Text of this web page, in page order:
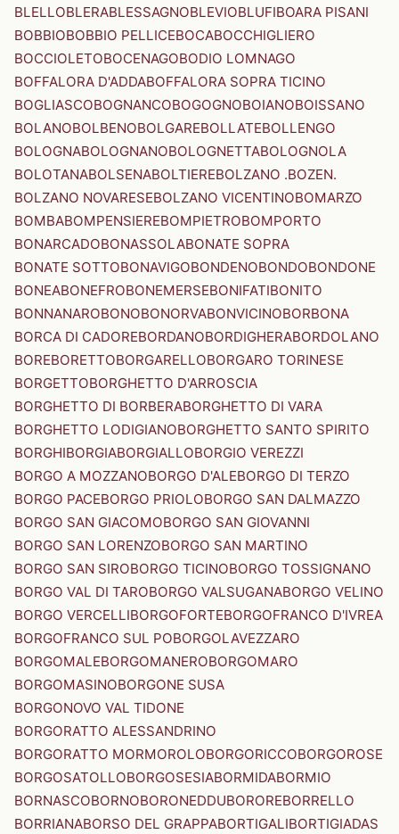
BLELLOBLERABLESSAGNOBLEVIOBLUFIBOARA PISANI
BOBBIOBOBBIO PELLICEBOCABOCCHIGLIERO
BOCCIOLETOBOCENAGOBODIO LOMNAGO
BOFFALORA D'ADDABOFFALORA SOPRA TICINO
BOGLIASCOBOGNANCOBOGOGNOBOIANOBOISSANO
BOLANOBOLBENOBOLGAREBOLLATEBOLLENGO
BOLOGNABOLOGNANOBOLOGNETTABOLOGNOLA
BOLOTANABOLSENABOLTIEREBOLZANO .BOZEN.
BOLZANO NOVARESEBOLZANO VICENTINOBOMARZO
BOMBABOMPENSIEREBOMPIETROBOMPORTO
BONARCADOBONASSOLABONATE SOPRA
BONATE SOTTOBONAVIGOBONDENOBONDOBONDONE
BONEABONEFROBONEMERSEBONIFATIBONITO
BONNANAROBONOBONORVABONVICINOBORBONA
BORCA DI CADOREBORDANOBORDIGHERABORDOLANO
BOREBORETTOBORGARELLOBORGARO TORINESE
BORGETTOBORGHETTO D'ARROSCIA
BORGHETTO DI BORBERABORGHETTO DI VARA
BORGHETTO LODIGIANOBORGHETTO SANTO SPIRITO
BORGHIBORGIABORGIALLOBORGIO VEREZZI
BORGO A MOZZANOBORGO D'ALEBORGO DI TERZO
BORGO PACEBORGO PRIOLOBORGO SAN DALMAZZO
BORGO SAN GIACOMOBORGO SAN GIOVANNI
BORGO SAN LORENZOBORGO SAN MARTINO
BORGO SAN SIROBORGO TICINOBORGO TOSSIGNANO
BORGO VAL DI TAROBORGO VALSUGANABORGO VELINO
BORGO VERCELLIBORGOFORTEBORGOFRANCO D'IVREA
BORGOFRANCO SUL POBORGOLAVEZZARO
BORGOMALEBORGOMANEROBORGOMARO
BORGOMASINOBORGONE SUSA
BORGONOVO VAL TIDONE
BORGORATTO ALESSANDRINO
BORGORATTO MORMOROLOBORGORICCOBORGOROSE
BORGOSATOLLOBORGOSESIABORMIDABORMIO
BORNASCOBORNOBORONEDDUBOROREBORRELLO
BORRIANABORSO DEL GRAPPABORTIGALIBORTIGIADAS